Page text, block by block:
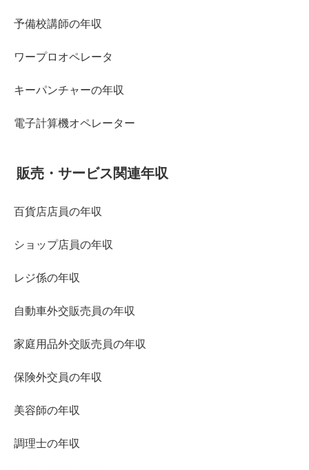
予備校講師の年収
ワープロオペレータ
キーパンチャーの年収
電子計算機オペレーター
販売・サービス関連年収
百貨店店員の年収
ショップ店員の年収
レジ係の年収
自動車外交販売員の年収
家庭用品外交販売員の年収
保険外交員の年収
美容師の年収
調理士の年収